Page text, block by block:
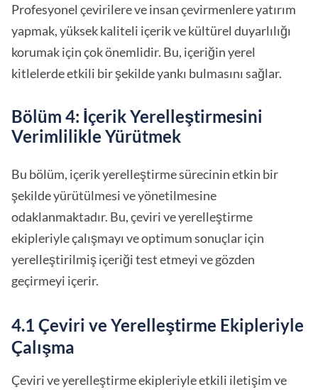
Profesyonel çevirilere ve insan çevirmenlere yatırım
yapmak, yüksek kaliteli içerik ve kültürel duyarlılığı
korumak için çok önemlidir. Bu, içeriğin yerel
kitlelerde etkili bir şekilde yankı bulmasını sağlar.
Bölüm 4: İçerik Yerelleştirmesini
Verimlilikle Yürütmek
Bu bölüm, içerik yerelleştirme sürecinin etkin bir
şekilde yürütülmesi ve yönetilmesine
odaklanmaktadır. Bu, çeviri ve yerelleştirme
ekipleriyle çalışmayı ve optimum sonuçlar için
yerelleştirilmiş içeriği test etmeyi ve gözden
geçirmeyi içerir.
4.1 Çeviri ve Yerelleştirme Ekipleriyle
Çalışma
Çeviri ve yerelleştirme ekipleriyle etkili iletişim ve